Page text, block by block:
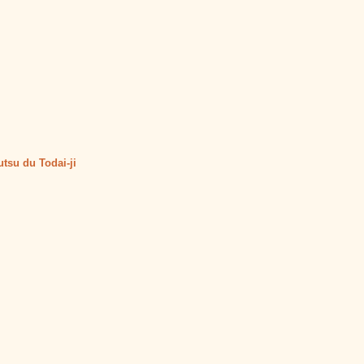
du Todai-ji